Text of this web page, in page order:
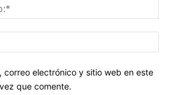
correo electrónico y sitio web en este
que comente.